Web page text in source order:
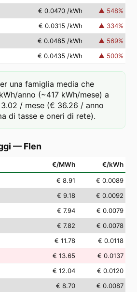
€ 0.0470 /kWh ▲ 548%
€ 0.0315 /kWh ▲ 334%
€ 0.0485 /kWh ▲ 569%
€ 0.0435 /kWh ▲ 500%
una famiglia media che
anno (~417 kWh/mese) a
/ mese (€ 36.26 / anno
di tasse e oneri di rete).
— Flen
€/MWh €/kWh
€ 8.91
€ 0.0089
€ 9.18
€ 0.0092
€ 7.94
€ 0.0079
€ 7.82
€ 0.0078
€ 11.78
€ 0.0118
€ 13.65
€ 0.0137
€ 12.04
€ 0.0120
€ 8.70
€ 0.0087